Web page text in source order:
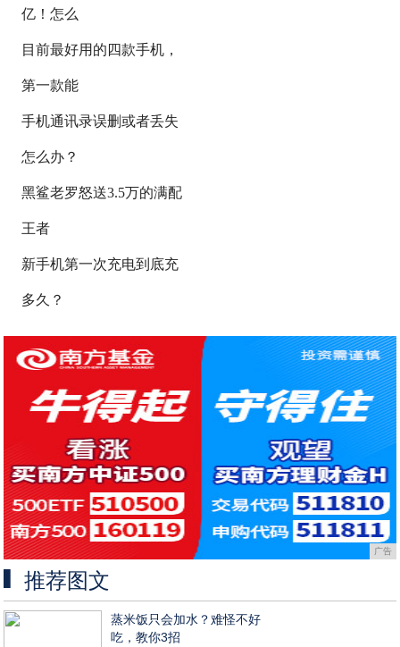
亿！怎么
目前最好用的四款手机，
第一款能
手机通讯录误删或者丢失
怎么办？
黑鲨老罗怒送3.5万的满配
王者
新手机第一次充电到底充
多久？
广告
推荐图文
蒸米饭只会加水？难怪不好
吃，教你3招